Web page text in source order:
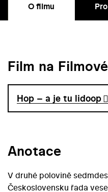
O filmu
Film na
Hop – a je tu lidoop
Anotace
V druhé polovině
Československu řada